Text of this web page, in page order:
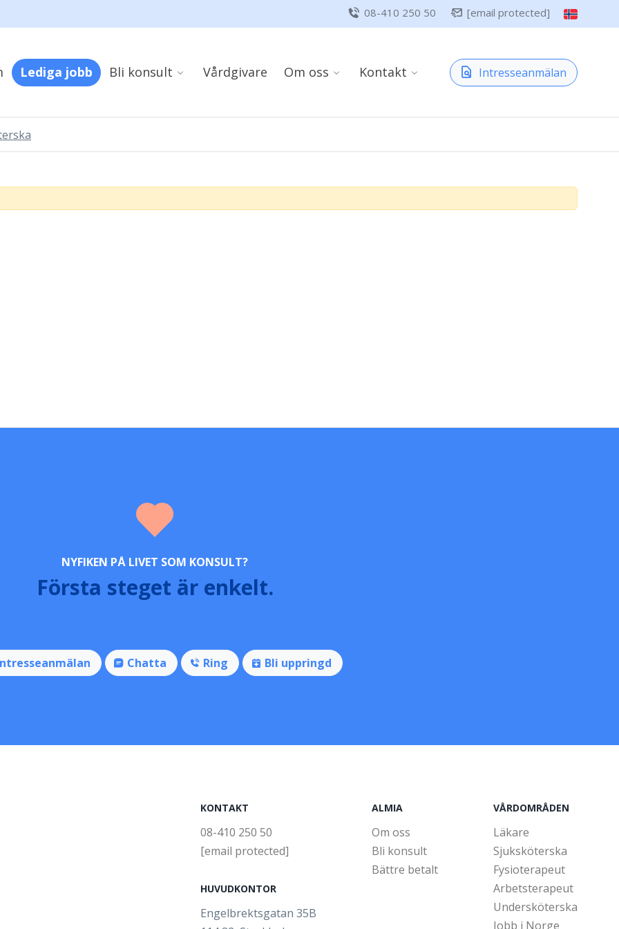
08-410 250 50 [email protected]
Lediga jobb Bli konsult Vårdgivare Om oss Kontakt Intresseanmälan
NYFIKEN PÅ LIVET SOM KONSULT?
Första steget är enkelt.
Chatta Ring Bli uppringd
KONTAKT
08-410 250 50
[email protected]
HUVUDKONTOR
Engelbrektsgatan 35B
ALMIA
Om oss
Bli konsult
Bättre betalt
VÅRDOMRÅDEN
Läkare
Sjuksköterska
Fysioterapeut
Arbetsterapeut
Undersköterska
Jobb i Norge